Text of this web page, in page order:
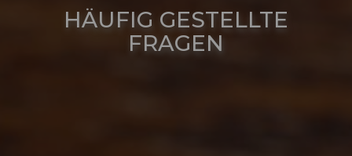
HÄUFIG GESTELLTE
FRAGEN